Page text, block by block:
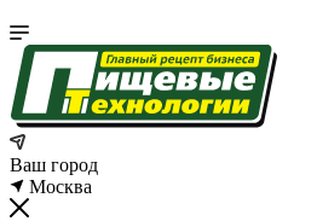
Ваш город
Москва